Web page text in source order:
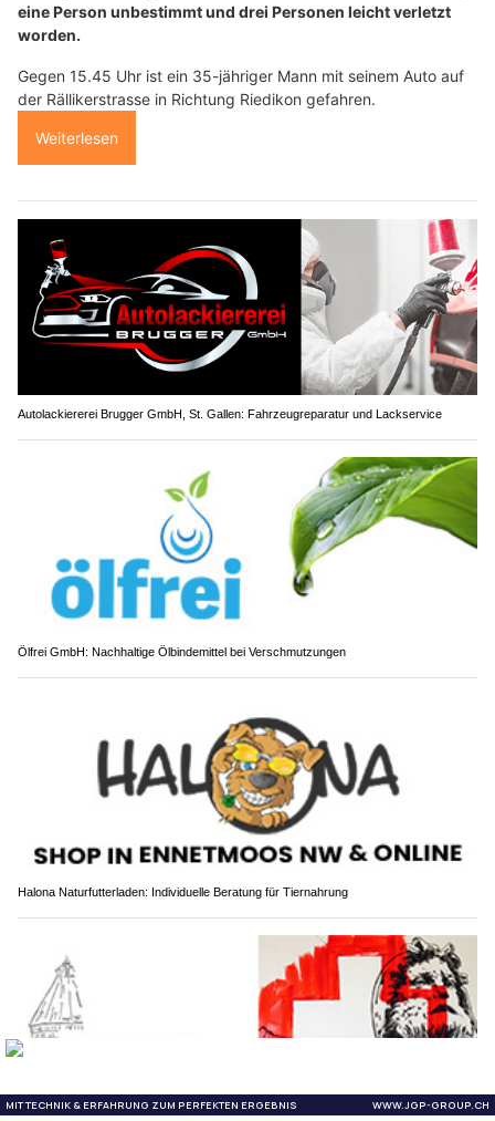
eine Person unbestimmt und drei Personen leicht verletzt
worden.
Gegen 15.45 Uhr ist ein 35-jähriger Mann mit seinem Auto auf
der Rällikerstrasse in Richtung Riedikon gefahren.
Weiterlesen
Autolackiererei Brugger GmbH, St. Gallen: Fahrzeugreparatur und Lackservice
Ölfrei GmbH: Nachhaltige Ölbindemittel bei Verschmutzungen
Halona Naturfutterladen: Individuelle Beratung für Tiernahrung